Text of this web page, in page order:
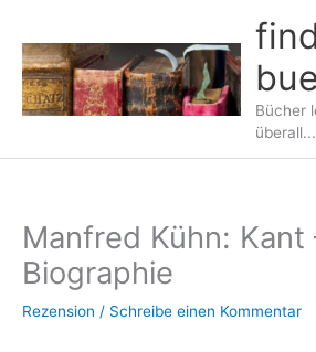
Inhalt
springen
Bücher
überall...
Manfred Kühn: Kant
Biographie
Rezension / Schreibe einen Kommentar